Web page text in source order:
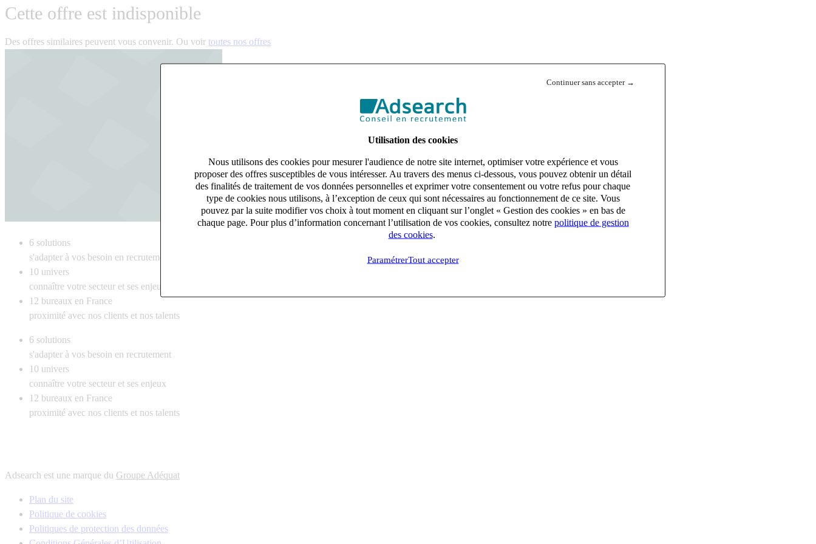
Continuer sans accepter →
Utilisation des cookies
Nous utilisons des cookies pour mesurer l'audience de notre site internet, optimiser votre expérience et vous
proposer des offres susceptibles de vous intéresser. Au travers des menus ci-dessous, vous pouvez obtenir un détail
des finalités de traitement de vos données personnelles et exprimer votre consentement ou votre refus pour chaque
type de cookies nous utilisons, à l’exception de ceux qui sont nécessaires au fonctionnement de ce site. Vous
pouvez par la suite modifier vos choix à tout moment en cliquant sur l’onglet « Gestion des cookies » en bas de
chaque page. Pour plus d’information concernant l’utilisation de vos cookies, consultez notre politique de gestion
des cookies.
ParamétrerTout accepter
Cette offre est indisponible
Des offres similaires peuvent vous convenir. Ou voir toutes nos offres
6 solutions
s'adapter à vos besoin en recrutement
10 univers
connaître votre secteur et ses enjeux
12 bureaux en France
proximité avec nos clients et nos talents
6 solutions
s'adapter à vos besoin en recrutement
10 univers
connaître votre secteur et ses enjeux
12 bureaux en France
proximité avec nos clients et nos talents
Adsearch est une marque du Groupe Adéquat
Plan du site
Politique de cookies
Politiques de protection des données